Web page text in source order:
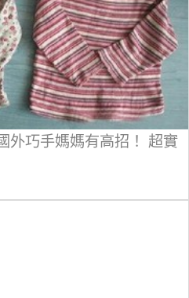
外巧手媽媽有高招！ 超實